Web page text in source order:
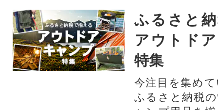
ふるさと
アウトド
特集
今注目を集め
ふるさと納税